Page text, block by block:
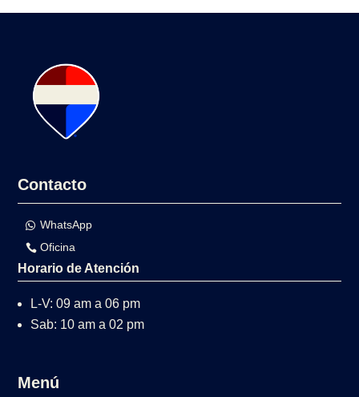
Contacto
WhatsApp
Oficina
Horario de Atención
L-V: 09 am a 06 pm
Sab: 10 am a 02 pm
Menú